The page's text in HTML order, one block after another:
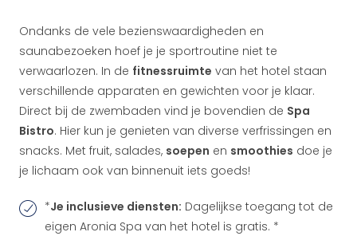
Ondanks de vele bezienswaardigheden en
saunabezoeken hoef je je sportroutine niet te
verwaarlozen. In de fitnessruimte van het hotel staan
verschillende apparaten en gewichten voor je klaar.
Direct bij de zwembaden vind je bovendien de Spa
Bistro. Hier kun je genieten van diverse verfrissingen en
snacks. Met fruit, salades, soepen en smoothies doe je
je lichaam ook van binnenuit iets goeds!
*Je inclusieve diensten: Dagelijkse toegang tot de
eigen Aronia Spa van het hotel is gratis. *